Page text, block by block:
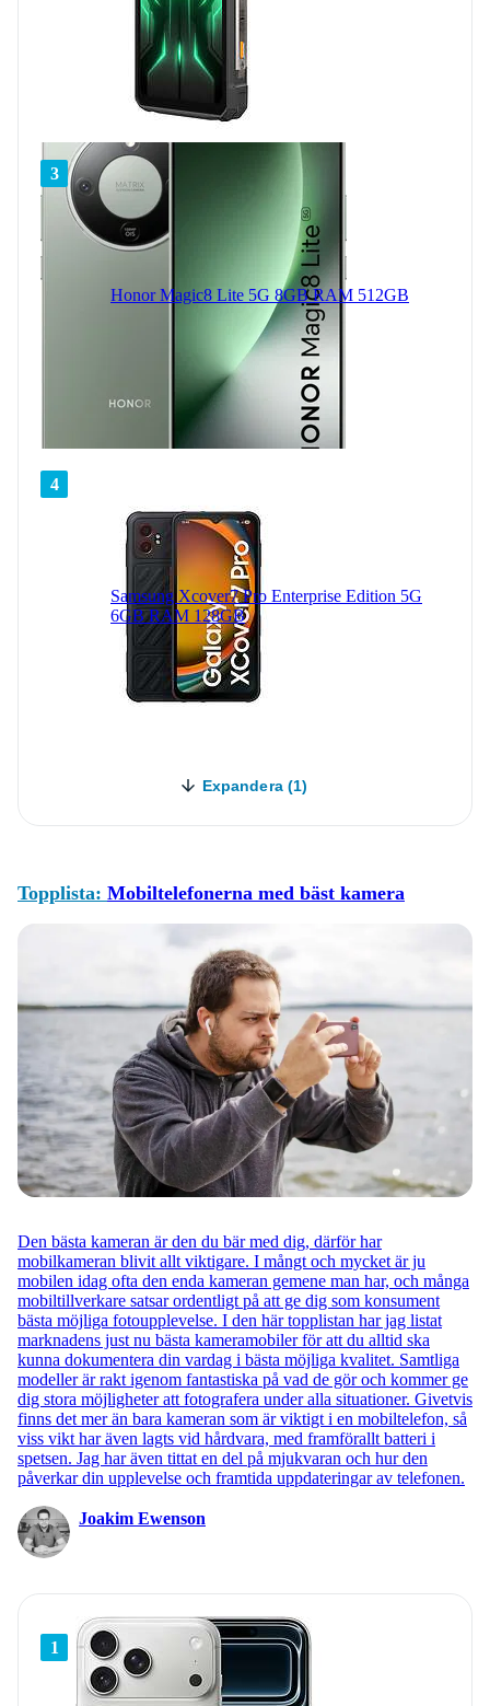
3
Honor Magic8 Lite 5G 8GB RAM 512GB
4
Samsung Xcover7 Pro Enterprise Edition 5G
6GB RAM 128GB
Expandera (1)
Topplista: Mobiltelefonerna med bäst kamera
Den bästa kameran är den du bär med dig, därför har
mobilkameran blivit allt viktigare. I mångt och mycket är ju
mobilen idag ofta den enda kameran gemene man har, och många
mobiltillverkare satsar ordentligt på att ge dig som konsument
bästa möjliga fotoupplevelse. I den här topplistan har jag listat
marknadens just nu bästa kameramobiler för att du alltid ska
kunna dokumentera din vardag i bästa möjliga kvalitet. Samtliga
modeller är rakt igenom fantastiska på vad de gör och kommer ge
dig stora möjligheter att fotografera under alla situationer. Givetvis
finns det mer än bara kameran som är viktigt i en mobiltelefon, så
viss vikt har även lagts vid hårdvara, med framförallt batteri i
spetsen. Jag har även tittat en del på mjukvaran och hur den
påverkar din upplevelse och framtida uppdateringar av telefonen.
Joakim Ewenson
1